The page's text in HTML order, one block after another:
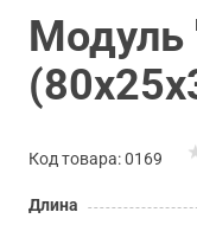
Модуль
Код товара: 0169
Длина